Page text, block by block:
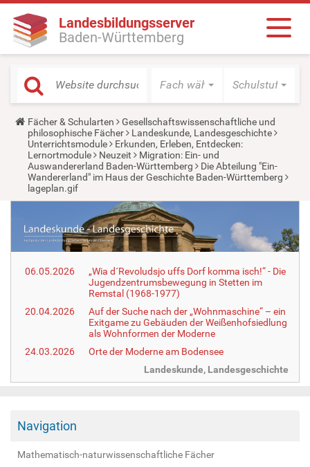
Landesbildungsserver
Baden-Württemberg
Fach wählen Schulstufe
Y
o
u
a
r
e
h
e
:
Fächer & Schularten
Gesellschaftswissenschaftliche und
philosophische Fächer
Landeskunde, Landesgeschichte
Unterrichtsmodule
Erkunden, Erleben, Entdecken:
Lernortmodule
Neuzeit
Migration: Ein- und
Auswandererland Baden-Württemberg
Die Abteilung "Ein-
Wandererland" im Haus der Geschichte Baden-Württemberg
lageplan.gif
06.05.2026
„Wia d´Revoludsjo uffs Dorf komma isch!“ - Die
Jugendzentrumsbewegung in Stetten im
Remstal (1968-1977)
20.04.2026
Auf der Suche nach der „Wohnmaschine“ – ein
Exitgame zu Gebäuden der Weißenhofsiedlung
als Wohnformen der Moderne
24.03.2026
Orte der Moderne am Bodensee
Landeskunde, Landesgeschichte
Navigation
Mathematisch-naturwissenschaftliche Fächer